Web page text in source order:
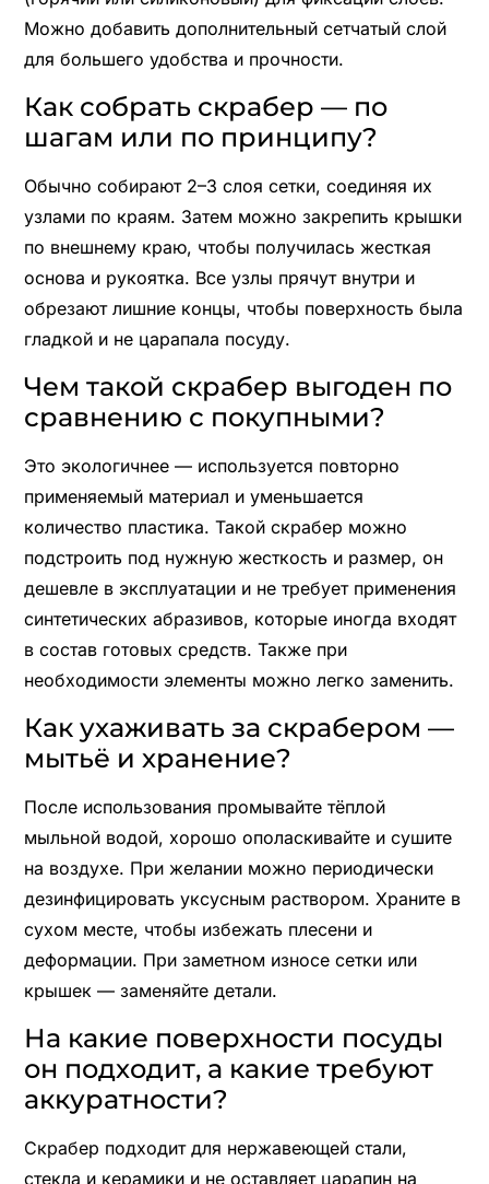
Можно добавить дополнительный сетчатый слой
для большего удобства и прочности.
Как собрать скрабер — по
шагам или по принципу?
Обычно собирают 2–3 слоя сетки, соединяя их
узлами по краям. Затем можно закрепить крышки
по внешнему краю, чтобы получилась жесткая
основа и рукоятка. Все узлы прячут внутри и
обрезают лишние концы, чтобы поверхность была
гладкой и не царапала посуду.
Чем такой скрабер выгоден по
сравнению с покупными?
Это экологичнее — используется повторно
применяемый материал и уменьшается
количество пластика. Такой скрабер можно
подстроить под нужную жесткость и размер, он
дешевле в эксплуатации и не требует применения
синтетических абразивов, которые иногда входят
в состав готовых средств. Также при
необходимости элементы можно легко заменить.
Как ухаживать за скрабером —
мытьё и хранение?
После использования промывайте тёплой
мыльной водой, хорошо ополаскивайте и сушите
на воздухе. При желании можно периодически
дезинфицировать уксусным раствором. Храните в
сухом месте, чтобы избежать плесени и
деформации. При заметном износе сетки или
крышек — заменяйте детали.
На какие поверхности посуды
он подходит, а какие требуют
аккуратности?
Скрабер подходит для нержавеющей стали,
стекла и керамики и не оставляет царапин на